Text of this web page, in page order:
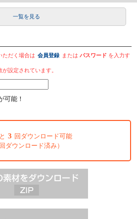
一覧を見る
ただく場合は 会員登録 またはパスワード を入力す
設定されています。
可能！
3 回ダウンロード可能
回ダウンロード済み）